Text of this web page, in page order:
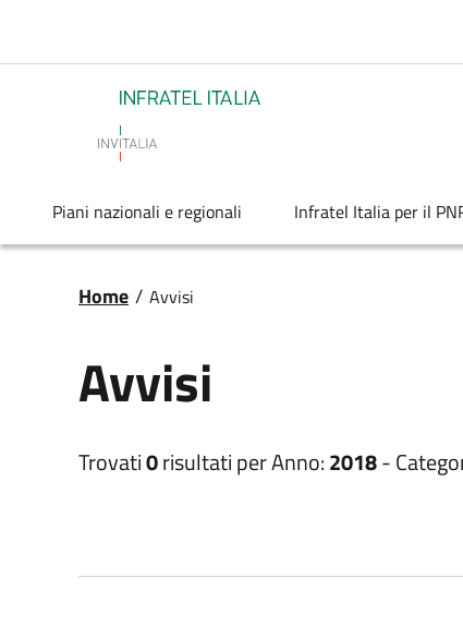
Infratel
Piani nazionali e regionali Infratel Italia per il
Briciole di pane
Home / Avvisi
Avvisi
Trovati0risultati perAnno:2018-